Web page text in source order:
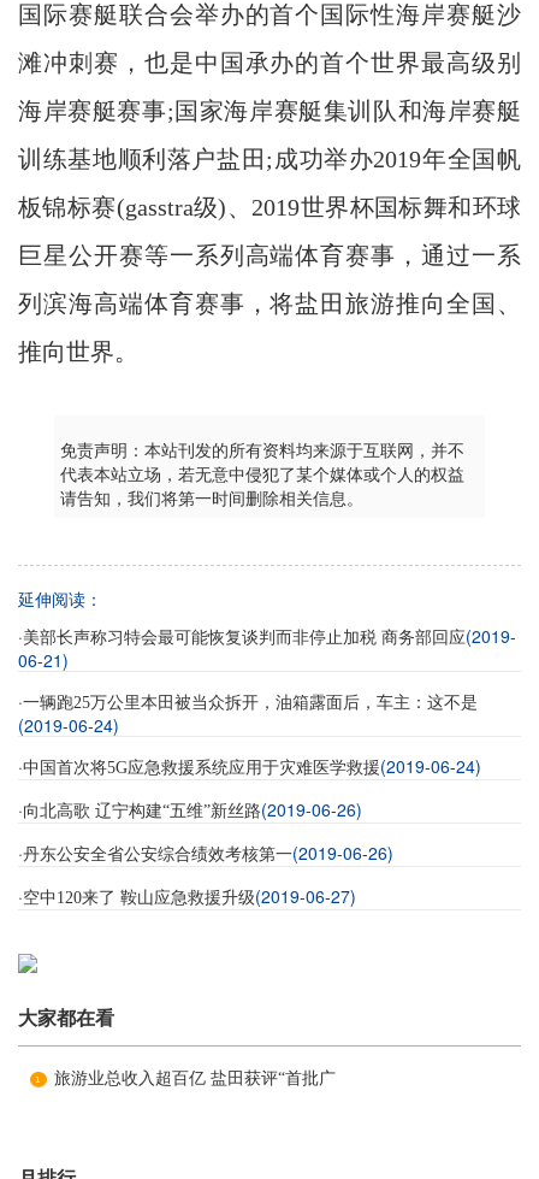
国际赛艇联合会举办的首个国际性海岸赛艇沙
滩冲刺赛，也是中国承办的首个世界最高级别
海岸赛艇赛事;国家海岸赛艇集训队和海岸赛艇
训练基地顺利落户盐田;成功举办2019年全国帆
板锦标赛(gasstra级)、2019世界杯国标舞和环球
巨星公开赛等一系列高端体育赛事，通过一系
列滨海高端体育赛事，将盐田旅游推向全国、
推向世界。
免责声明：本站刊发的所有资料均来源于互联网，并不
代表本站立场，若无意中侵犯了某个媒体或个人的权益
请告知，我们将第一时间删除相关信息。
延伸阅读：
·美部长声称习特会最可能恢复谈判而非停止加税 商务部回应(2019-
06-21)
·一辆跑25万公里本田被当众拆开，油箱露面后，车主：这不是
(2019-06-24)
·中国首次将5G应急救援系统应用于灾难医学救援(2019-06-24)
·向北高歌 辽宁构建“五维”新丝路(2019-06-26)
·丹东公安全省公安综合绩效考核第一(2019-06-26)
·空中120来了 鞍山应急救援升级(2019-06-27)
大家都在看
旅游业总收入超百亿 盐田获评“首批广